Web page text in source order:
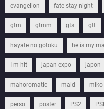
evangelion fate stay night
gtm gtmm gts gtt
hayate no gotoku he is my
I m hit japan expo japon
mahoromatic maid miko
perso poster PS2